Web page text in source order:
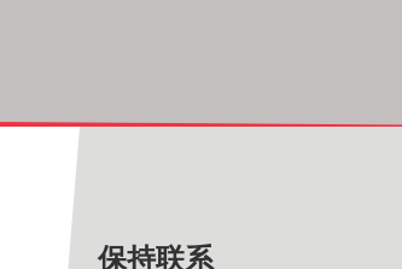
保持联系